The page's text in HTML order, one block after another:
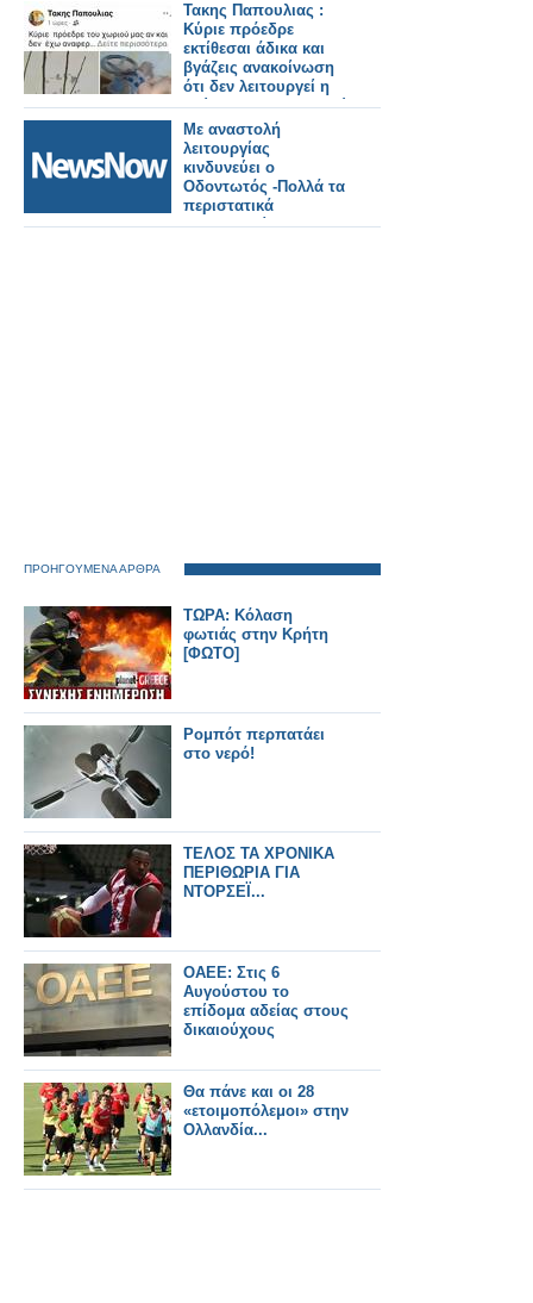
Τακης Παπουλιας :
Κύριε πρόεδρε
εκτίθεσαι άδικα και
βγάζεις ανακοίνωση
ότι δεν λειτουργεί η
γεώτρηση του χωριού
μας
Με αναστολή
λειτουργίας
κινδυνεύει ο
Οδοντωτός -Πολλά τα
περιστατικά
ακινητοποίησης
ΠΡΟΗΓΟΥΜΕΝΑ ΑΡΘΡΑ
ΤΩΡΑ: Κόλαση
φωτιάς στην Κρήτη
[ΦΩΤΟ]
Ρομπότ περπατάει
στο νερό!
ΤΕΛΟΣ ΤΑ ΧΡΟΝΙΚΑ
ΠΕΡΙΘΩΡΙΑ ΓΙΑ
ΝΤΟΡΣΕΪ...
ΟΑΕΕ: Στις 6
Αυγούστου το
επίδομα αδείας στους
δικαιούχους
Θα πάνε και οι 28
«ετοιμοπόλεμοι» στην
Ολλανδία...